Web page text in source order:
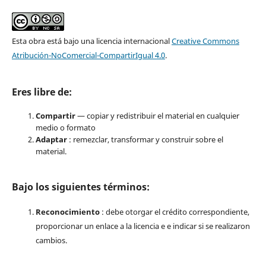
Esta obra está bajo una licencia internacionalCreative Commons
Atribución-NoComercial-CompartirIgual 4.0.
Eres libre de:
Compartir— copiar y redistribuir el material en cualquier
medio o formato
Adaptar: remezclar, transformar y construir sobre el
material.
Bajo los siguientes términos:
Reconocimiento: debe otorgar el crédito correspondiente,
proporcionar un enlace a la licencia e e indicar si se realizaron
cambios.